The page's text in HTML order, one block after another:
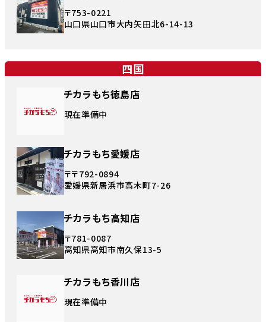
〒753-0221
山口県山口市大内矢田北6-14-13
四国
チカラもち徳島店
現在準備中
チカラもち愛媛店
〒〒792-0894
愛媛県新居浜市高木町7-26
チカラもち高知店
〒781-0087
高知県高知市南久保13-5
チカラもち香川店
現在準備中